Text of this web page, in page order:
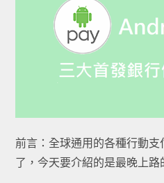
前言：全球通用的各種行動
了，今天要介紹的是最晚上路